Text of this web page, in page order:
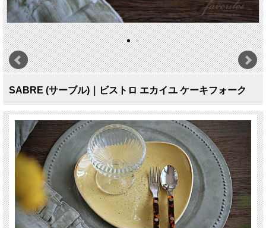
SABRE (サーブル)｜ビストロ エカイユ ケーキフォーク